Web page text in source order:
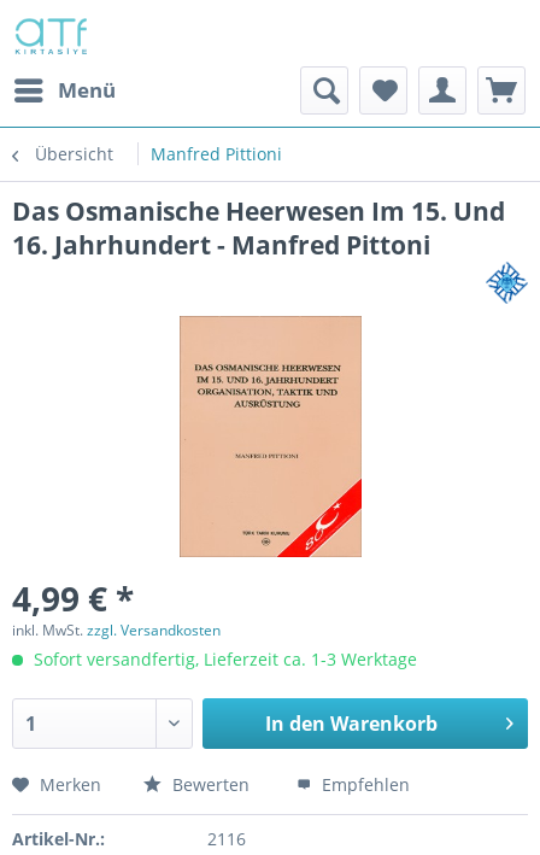
Menü
Übersicht Manfred Pittioni
Das Osmanische Heerwesen Im 15. Und
16. Jahrhundert - Manfred Pittoni
4,99 € *
inkl. MwSt.zzgl. Versandkosten
Sofort versandfertig, Lieferzeit ca. 1-3 Werktage
In den Warenkorb
Merken Bewerten Empfehlen
Artikel-Nr.:
2116